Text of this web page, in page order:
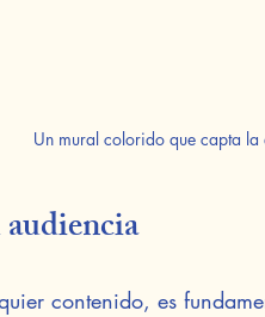
Un mural colorido que capta la
contenido, es